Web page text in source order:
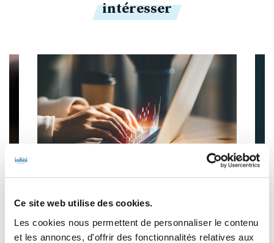
Ce site web utilise des cookies.
Les cookies nous permettent de personnaliser le contenu
et les annonces, d'offrir des fonctionnalités relatives aux
intéresser
SAVOIRS DE BASE
Les fondamentaux de l’IA - Distanciel